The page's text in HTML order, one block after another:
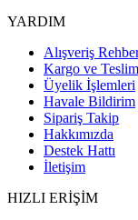
YARDIM
Alışveriş
Kargo ve
Üyelik İşlemleri
Havale Bildirim
Sipariş Takip
Hakkımızda
Destek Hattı
İletişim
HIZLI ERİŞİM